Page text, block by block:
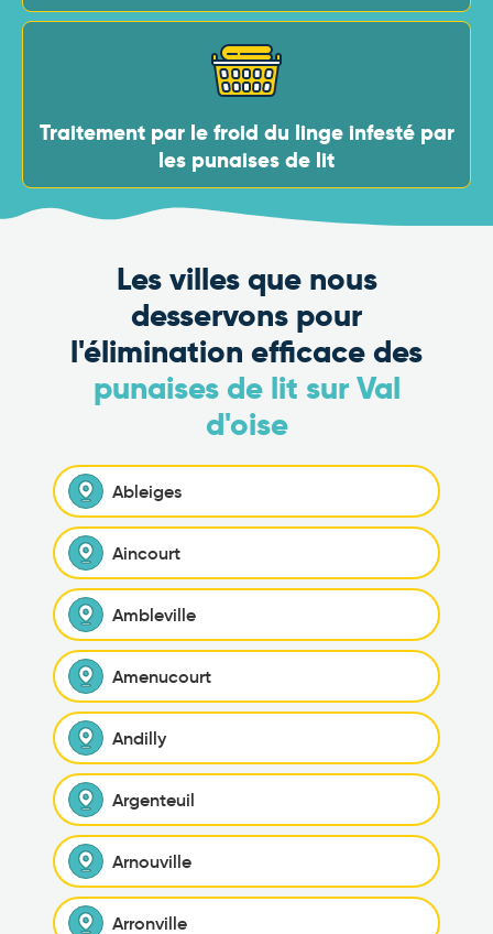
Traitement par le froid du linge infesté par
les punaises de lit
Les villes que nous
desservons pour
l'élimination efficace des
punaises de lit sur Val
d'oise
Ableiges
Aincourt
Ambleville
Amenucourt
Andilly
Argenteuil
Arnouville
Arronville